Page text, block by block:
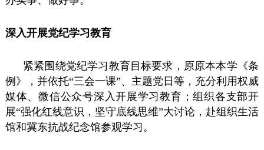
深入开展党纪学习教育
紧紧围绕党纪学习教育目标要求，原原本本学《条
例》，并依托“三会一课”、主题党日等，充分利用权威
媒体、微信公众号深入开展学习教育；组织各支部开
展“强化红线意识，坚守底线思维”大讨论，赴组织生活
馆和冀东抗战纪念馆参观学习。